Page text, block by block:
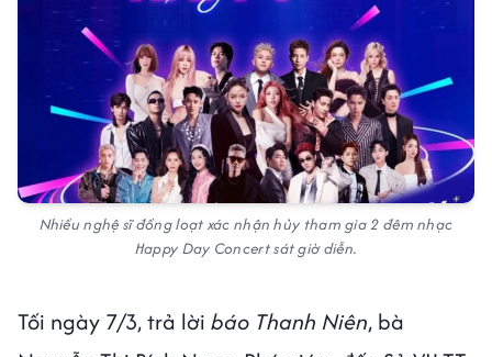
Nhiều nghệ sĩ đồng loạt xác nhận hủy tham gia 2 đêm nhạc
Happy Day Concert sát giờ diễn.
Tối ngày 7/3, trả lời báo Thanh Niên, bà